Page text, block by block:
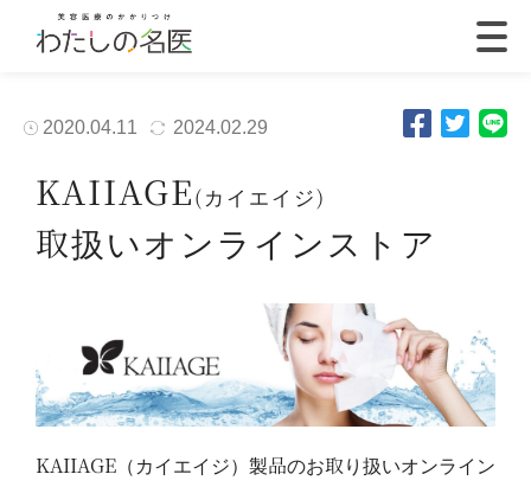
2020.04.11 2024.02.29
KAIIAGE (カイエイジ)
取扱いオンラインストア
KAIIAGE（カイエイジ）製品のお取り扱いオンライン